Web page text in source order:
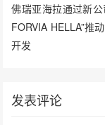
佛瑞亚海拉通过新
FORVIA HELLA”推
开发
发表评论